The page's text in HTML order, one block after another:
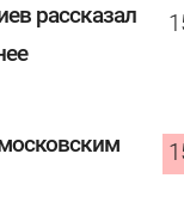
рассказал